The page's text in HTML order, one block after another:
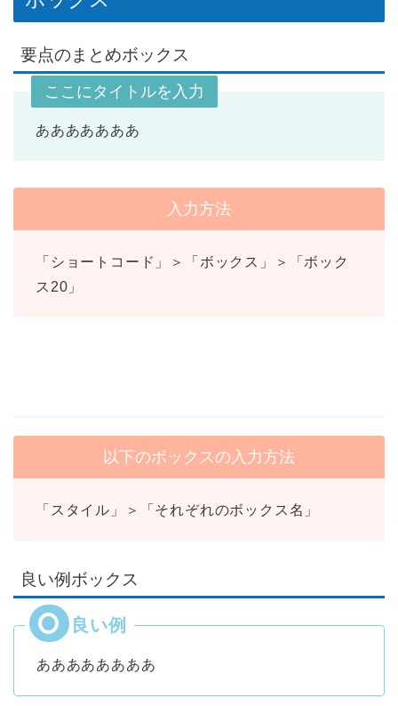
要点のまとめボックス
ここにタイトルを入力
あああああああ
入力方法
「ショートコード」＞「ボックス」＞「ボック
ス20」
以下のボックスの入力方法
「スタイル」＞「それぞれのボックス名」
良い例ボックス
ああああああああ